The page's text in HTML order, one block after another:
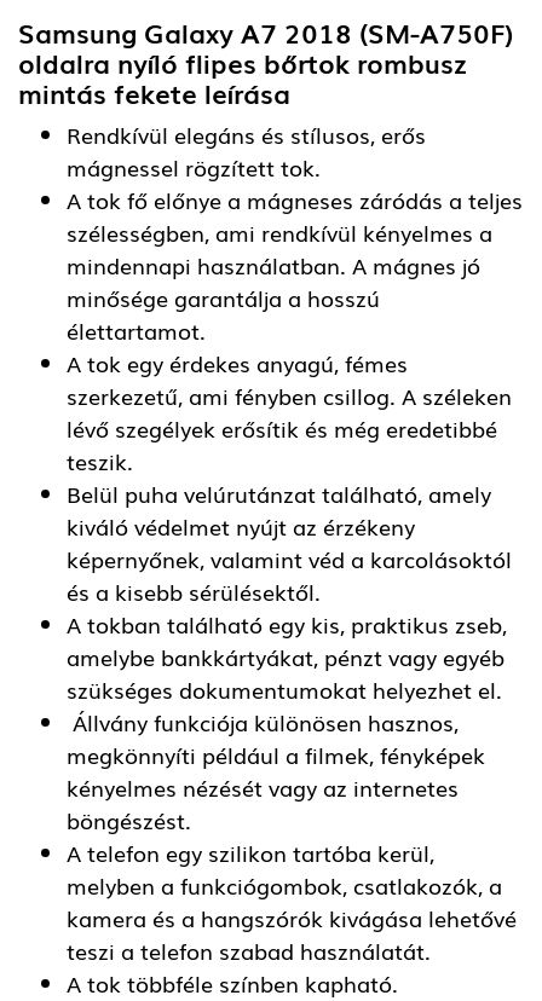
Samsung Galaxy A7 2018 (SM-A750F)
oldalra nyíló flipes bőrtok rombusz
mintás fekete leírása
Rendkívül elegáns és stílusos, erős
mágnessel rögzített tok.
A tok fő előnye a mágneses záródás a teljes
szélességben, ami rendkívül kényelmes a
mindennapi használatban. A mágnes jó
minősége garantálja a hosszú
élettartamot.
A tok egy érdekes anyagú, fémes
szerkezetű, ami fényben csillog. A széleken
lévő szegélyek erősítik és még eredetibbé
teszik.
Belül puha velúrutánzat található, amely
kiváló védelmet nyújt az érzékeny
képernyőnek, valamint véd a karcolásoktól
és a kisebb sérülésektől.
A tokban található egy kis, praktikus zseb,
amelybe bankkártyákat, pénzt vagy egyéb
szükséges dokumentumokat helyezhet el.
Állvány funkciója különösen hasznos,
megkönnyíti például a filmek, fényképek
kényelmes nézését vagy az internetes
böngészést.
A telefon egy szilikon tartóba kerül,
melyben a funkciógombok, csatlakozók, a
kamera és a hangszórók kivágása lehetővé
teszi a telefon szabad használatát.
A tok többféle színben kapható.